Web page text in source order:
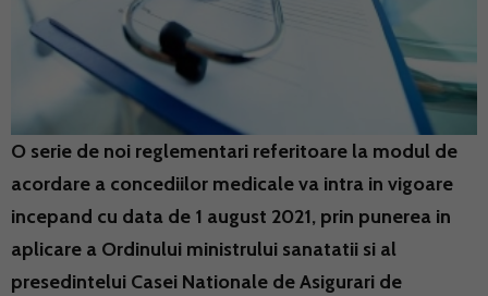
O serie de noi reglementari referitoare la modul de
acordare a concediilor medicale va intra in vigoare
incepand cu data de 1 august 2021, prin punerea in
aplicare a Ordinului ministrului sanatatii si al
presedintelui Casei Nationale de Asigurari de